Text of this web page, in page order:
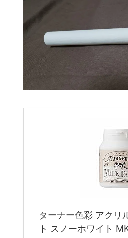
ターナー色彩 アクリ
ト スノーホワイト